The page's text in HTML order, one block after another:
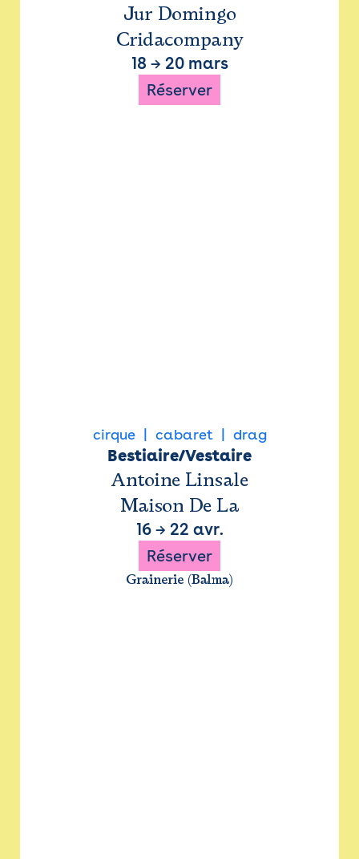
Jur Domingo
Cridacompany
18 → 20 mars
Réserver
cirque cabaret drag
Bestiaire/Vestaire
Antoine Linsale
Maison De La
16→ 22 avr.
Réserver
Grainerie (Balma)